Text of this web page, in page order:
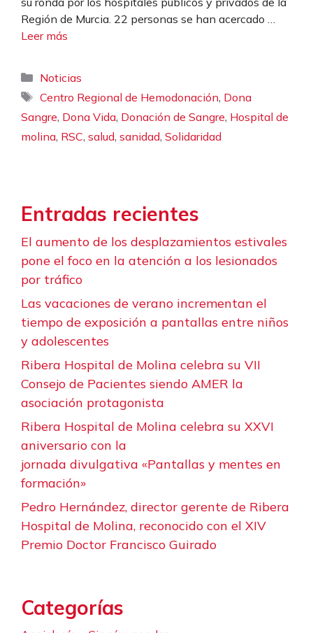
Región de Murcia. 22 personas se han acercado …
Leer más
Categorías
Noticias
Etiquetas
Centro Regional de Hemodonación, Dona
Sangre, Dona Vida, Donación de Sangre, Hospital de
molina, RSC, salud, sanidad, Solidaridad
Entradas recientes
El aumento de los desplazamientos estivales
pone el foco en la atención a los lesionados
por tráfico
Las vacaciones de verano incrementan el
tiempo de exposición a pantallas entre niños
y adolescentes
Ribera Hospital de Molina celebra su VII
Consejo de Pacientes siendo AMER la
asociación protagonista
Ribera Hospital de Molina celebra su XXVI
aniversario con la
jornada divulgativa «Pantallas y mentes en
formación»
Pedro Hernández, director gerente de Ribera
Hospital de Molina, reconocido con el XIV
Premio Doctor Francisco Guirado
Categorías